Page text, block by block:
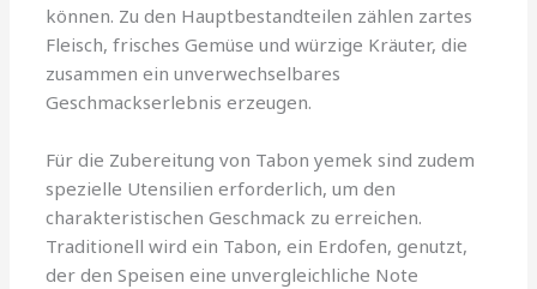
können. Zu den Hauptbestandteilen zählen zartes
Fleisch, frisches Gemüse und würzige Kräuter, die
zusammen ein unverwechselbares
Geschmackserlebnis erzeugen.
Für die Zubereitung von Tabon yemek sind zudem
spezielle Utensilien erforderlich, um den
charakteristischen Geschmack zu erreichen.
Traditionell wird ein Tabon, ein Erdofen, genutzt,
der den Speisen eine unvergleichliche Note